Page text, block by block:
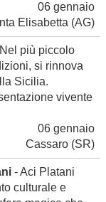
06 gennaio
Elisabetta (AG)
più piccolo
si rinnova
Sicilia.
vivente
06 gennaio
Cassaro (SR)
- Aci Platani
culturale e